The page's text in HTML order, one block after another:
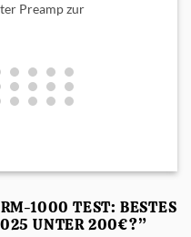
Preamp zur
1000 TEST: BESTES
UNTER 200€?”